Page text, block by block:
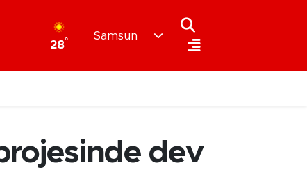
28°
Samsun
dev